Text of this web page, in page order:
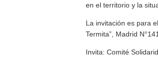
en el territorio y la
La invitación es para
Termita”, Madrid
Invita: Comité